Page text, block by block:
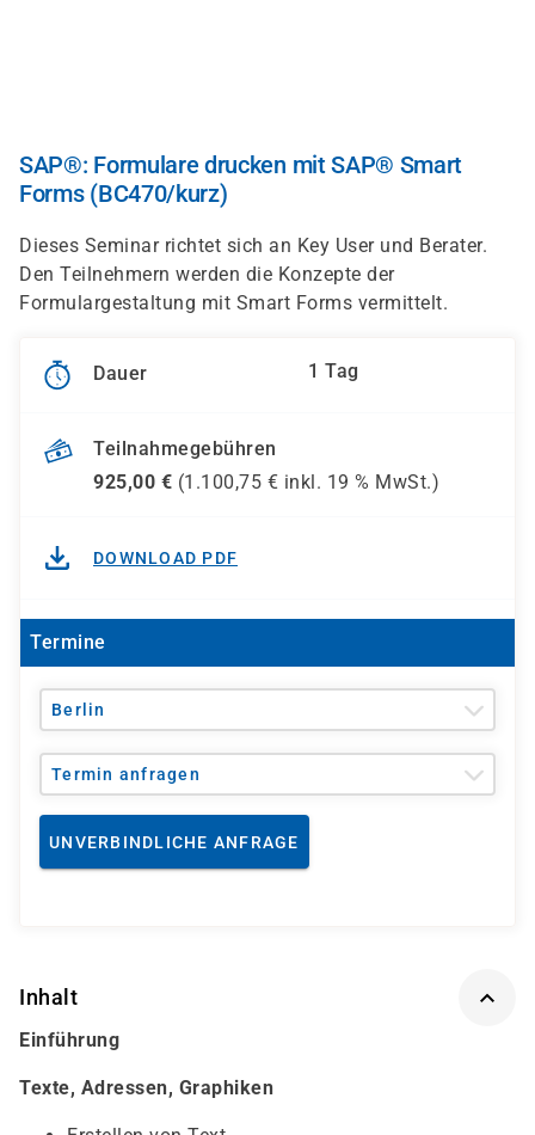
SAP®: Formulare drucken mit SAP® Smart
Forms (BC470/kurz)
Dieses Seminar richtet sich an Key User und Berater.
Den Teilnehmern werden die Konzepte der
Formulargestaltung mit Smart Forms vermittelt.
Dauer 1 Tag
Teilnahmegebühren
925,00 € (1.100,75 € inkl. 19 % MwSt.)
DOWNLOAD PDF
Termine
Berlin
Termin anfragen
UNVERBINDLICHE ANFRAGE
Inhalt
Einführung
Texte, Adressen, Graphiken